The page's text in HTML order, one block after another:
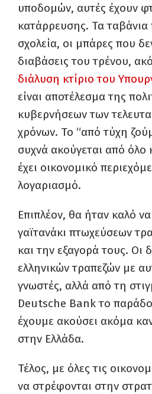
υποδομών, αυτές έχουν
κατάρρευσης. Τα
σχολεία, οι μπάρες που
διαβάσεις του τρένου,
διάλυση κτίριο του
είναι αποτέλεσμα της
κυβερνήσεων των
χρόνων. Το “από τύχη
συχνά ακούγεται από όλο
έχει οικονομικό
λογαριασμό.
Επιπλέον, θα ήταν καλό
γαϊτανάκι πτωχεύσεων
και την εξαγορά τους. Οι
ελληνικών τραπεζών με
γνωστές, αλλά από τη
Deutsche Bank το
έχουμε ακούσει ακόμα
στην Ελλάδα.
Τέλος, με όλες τις
να στρέφονται στην